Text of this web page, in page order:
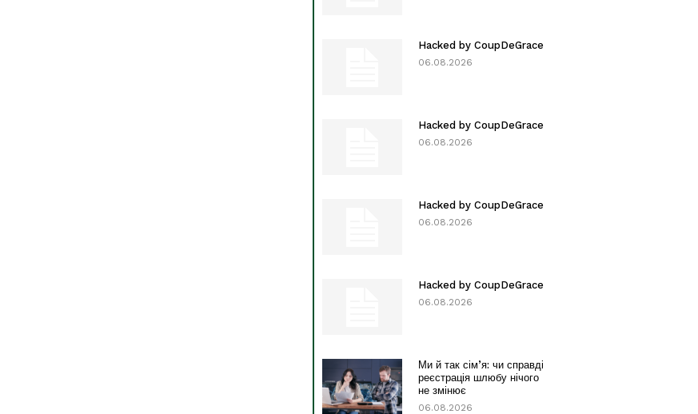
Hacked by CoupDeGrace
06.08.2026
Hacked by CoupDeGrace
06.08.2026
Hacked by CoupDeGrace
06.08.2026
Hacked by CoupDeGrace
06.08.2026
Ми й так сім’я: чи справді
реєстрація шлюбу нічого
не змінює
06.08.2026